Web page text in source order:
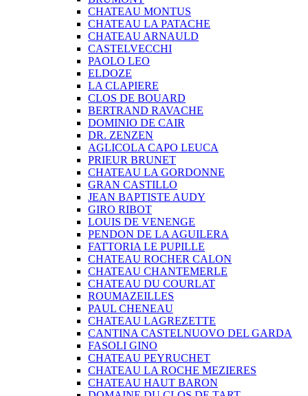
CHATEAU MONTUS
CHATEAU LA PATACHE
CHATEAU ARNAULD
CASTELVECCHI
PAOLO LEO
ELDOZE
LA CLAPIERE
CLOS DE BOUARD
BERTRAND RAVACHE
DOMINIO DE CAIR
DR. ZENZEN
AGLICOLA CAPO LEUCA
PRIEUR BRUNET
CHATEAU LA GORDONNE
GRAN CASTILLO
JEAN BAPTISTE AUDY
GIRO RIBOT
LOUIS DE VENENGE
PENDON DE LA AGUILERA
FATTORIA LE PUPILLE
CHATEAU ROCHER CALON
CHATEAU CHANTEMERLE
CHATEAU DU COURLAT
ROUMAZEILLES
PAUL CHENEAU
CHATEAU LAGREZETTE
CANTINA CASTELNUOVO DEL GARDA
FASOLI GINO
CHATEAU PEYRUCHET
CHATEAU LA ROCHE MEZIERES
CHATEAU HAUT BARON